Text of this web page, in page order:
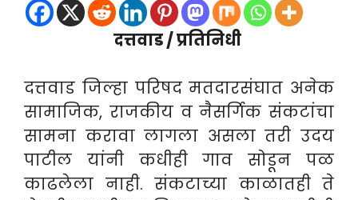
दत्तवाड / प्रतिनिधी
दत्तवाड जिल्हा परिषद मतदारसंघात अनेक
सामाजिक, राजकीय व नैसर्गिक संकटांचा
सामना करावा लागला असला तरी उदय
पाटील यांनी कधीही गाव सोडून पळ
काढलेला नाही. संकटाच्या काळातही ते